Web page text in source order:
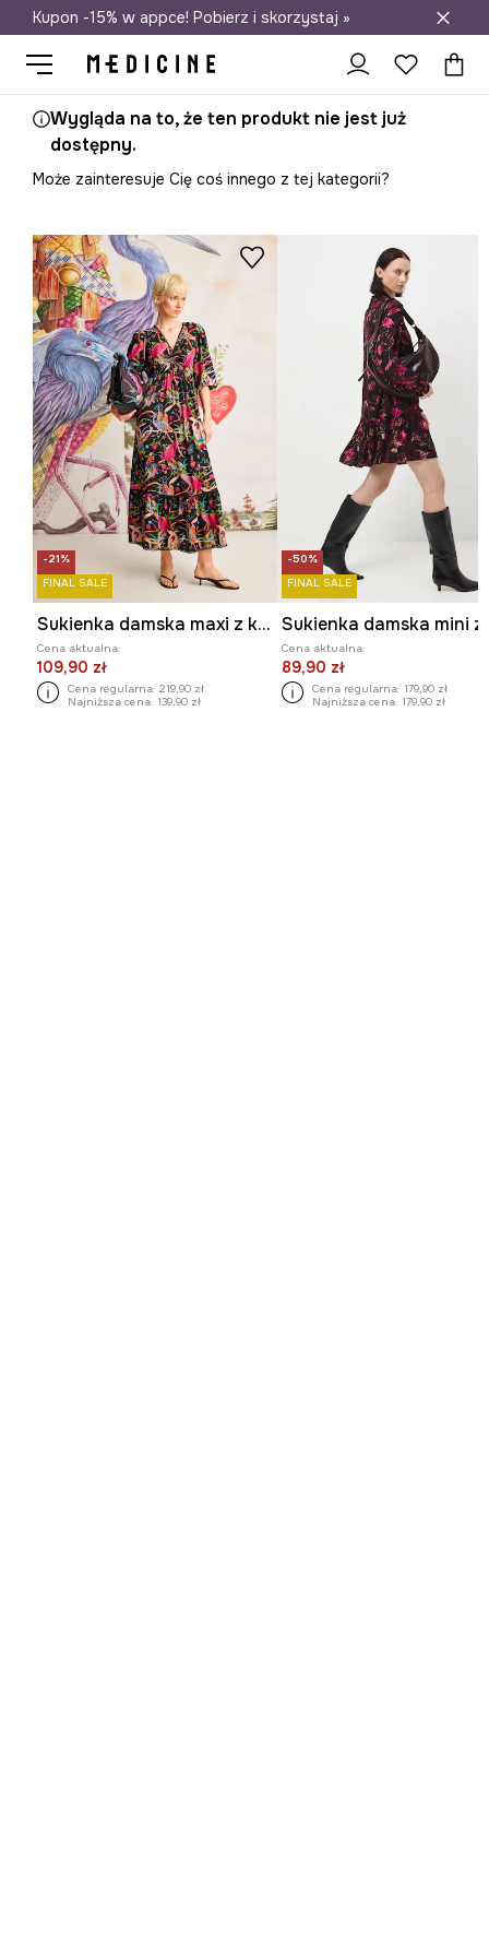
Darmowa dostawa do salonów
Kupon -15% w appce! Pobierz i skorzystaj »
Wygląda na to, że ten produkt nie jest już
dostępny.
Może zainteresuje Cię coś innego z tej kategorii?
-21%
FINAL SALE
Sukienka damska maxi z kolekcji El Gato Chimney x Medicine kolor czarny
Cena aktualna:
109,90 zł
Cena regularna: 219,90 zł
Najniższa cena: 139,90 zł
-50%
FINAL SALE
Cena aktualna:
89,90 zł
Cena regularna: 179,90 zł
Najniższa cena: 179,90 zł